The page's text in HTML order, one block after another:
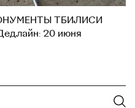
ТБИЛИСИ
20 июня